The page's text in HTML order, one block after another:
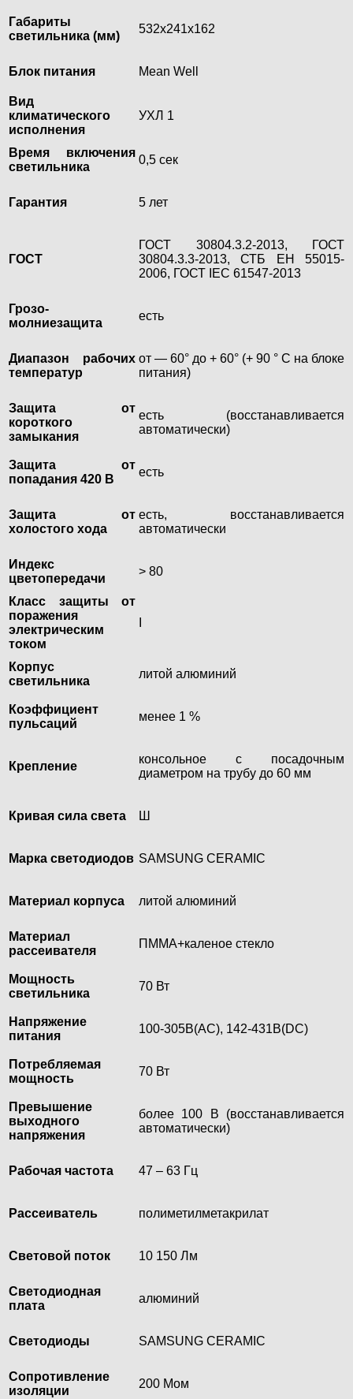
Габариты
светильника (мм)
532х241х162
Блок питания Mean Well
Вид
климатического
исполнения
УХЛ 1
Время включения
светильника
0,5 сек
Гарантия 5 лет
ГОСТ
ГОСТ 30804.3.2-2013, ГОСТ
30804.3.3-2013, СТБ ЕН 55015-
2006, ГОСТ IEC 61547-2013
Грозо-
молниезащита
есть
Диапазон рабочих
температур
от — 60° до + 60° (+ 90 ° С на блоке
питания)
Защита от
короткого
замыкания
есть (восстанавливается
автоматически)
Защита от
попадания 420 В
есть
Защита от
холостого хода
есть, восстанавливается
автоматически
Индекс
цветопередачи
> 80
Класс защиты от
поражения
электрическим
током
Корпус
светильника
литой алюминий
Коэффициент
пульсаций
менее 1 %
Крепление
консольное с посадочным
диаметром на трубу до 60 мм
Кривая сила света Ш
Марка светодиодов SAMSUNG CERAMIC
Материал корпуса литой алюминий
Материал
рассеивателя
ПММА+каленое стекло
Мощность
светильника
70 Вт
Напряжение
питания
100-305В(AC), 142-431В(DC)
Потребляемая
мощность
70 Вт
Превышение
выходного
напряжения
более 100 В (восстанавливается
автоматически)
Рабочая частота 47 – 63 Гц
Рассеиватель полиметилметакрилат
Световой поток 10 150 Лм
Светодиодная
плата
алюминий
Светодиоды SAMSUNG CERAMIC
Сопротивление
изоляции
200 Мом